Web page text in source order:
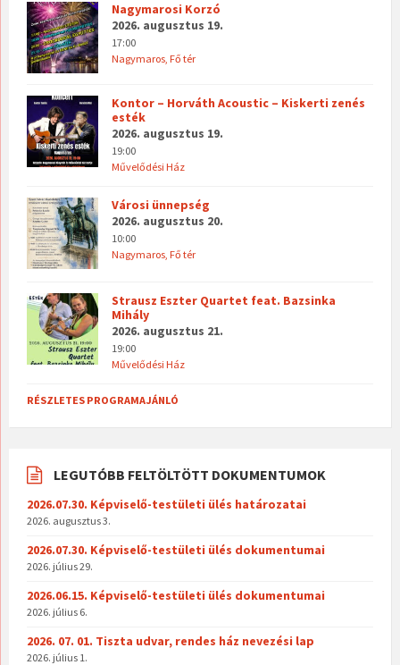
Nagymarosi Korzó
2026. augusztus 19.
17:00
Nagymaros, Fő tér
Kontor – Horváth Acoustic – Kiskerti zenés
esték
2026. augusztus 19.
19:00
Művelődési Ház
Városi ünnepség
2026. augusztus 20.
10:00
Nagymaros, Fő tér
Strausz Eszter Quartet feat. Bazsinka
Mihály
2026. augusztus 21.
19:00
Művelődési Ház
RÉSZLETES PROGRAMAJÁNLÓ
LEGUTÓBB FELTÖLTÖTT DOKUMENTUMOK
2026.07.30. Képviselő-testületi ülés határozatai
2026. augusztus 3.
2026.07.30. Képviselő-testületi ülés dokumentumai
2026. július 29.
2026.06.15. Képviselő-testületi ülés dokumentumai
2026. július 6.
2026. 07. 01. Tiszta udvar, rendes ház nevezési lap
2026. július 1.